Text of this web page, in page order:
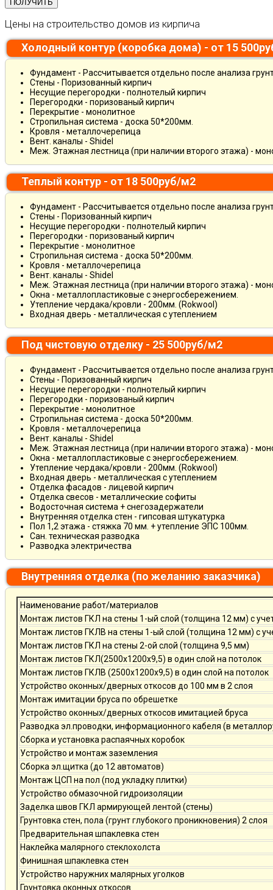
Цены на строительство домов из кирпича
Холодный контур (коробка дома) - от 15
Фундамент - Рассчитывается отдельно после анализа
Стены - Поризованный кирпич
Несущие перегородки - полнотелый кирпич
Перегородки - поризованый кирпич
Перекрытие - монолитное
Стропильная система - доска 50*200мм.
Кровля - металлочерепица
Вент. каналы - Shidel
Меж. Этажная лестница (при наличии второго этажа) -
Теплый контур - от 18 500руб/м2
Фундамент - Рассчитывается отдельно после анализа
Стены - Поризованный кирпич
Несущие перегородки - полнотелый кирпич
Перегородки - поризованый кирпич
Перекрытие - монолитное
Стропильная система - доска 50*200мм.
Кровля - металлочерепица
Вент. каналы - Shidel
Меж. Этажная лестница (при наличии второго этажа) -
Окна - металлопластиковые с энергосбережением.
Утепление чердака/кровли - 200мм. (Rokwool)
Входная дверь - металлическая с утеплением
Под чистовую отделку - 25 500руб/м2
Фундамент - Рассчитывается отдельно после анализа
Стены - Поризованный кирпич
Несущие перегородки - полнотелый кирпич
Перегородки - поризованый кирпич
Перекрытие - монолитное
Стропильная система - доска 50*200мм.
Кровля - металлочерепица
Вент. каналы - Shidel
Меж. Этажная лестница (при наличии второго этажа) -
Окна - металлопластиковые с энергосбережением.
Утепление чердака/кровли - 200мм. (Rokwool)
Входная дверь - металлическая с утеплением
Отделка фасадов - лицевой кирпич
Отделка свесов - металлические софиты
Водосточная система + снегозадержатели
Внутренняя отделка стен - гипсовая штукатурка
Пол 1,2 этажа - стяжка 70 мм. + утепление ЭПС 100мм.
Сан. техническая разводка
Разводка электричества
Внутренняя отделка (по желанию заказчика)
Наименование работ/материалов
Монтаж листов ГКЛ на стены 1-ый слой (толщина 12 мм) с
Монтаж листов ГКЛВ на стены 1-ый слой (толщина 12 мм) с
Монтаж листов ГКЛ на стены 2-ой слой (толщина 9,5 мм)
Монтаж листов ГКЛ(2500х1200х9,5) в один слой на потолок
Монтаж листов ГКЛВ (2500х1200х9,5) в один слой на потолок
Устройство оконных/дверных откосов до 100 мм в 2 слоя
Монтаж имитации бруса по обрешетке
Устройство оконных/дверных откосов имитацией бруса
Разводка эл.проводки, информационного кабеля (в
Сборка и установка распаячных коробок
Устройство и монтаж заземления
Сборка эл.щитка (до 12 автоматов)
Монтаж ЦСП на пол (под укладку плитки)
Устройство обмазочной гидроизоляции
Заделка швов ГКЛ армирующей лентой (стены)
Грунтовка стен, пола (грунт глубокого проникновения) 2 слоя
Предварительная шпаклевка стен
Наклейка малярного стеклохолста
Финишная шпаклевка стен
Устройство наружних малярных уголков
Грунтовка оконных откосов